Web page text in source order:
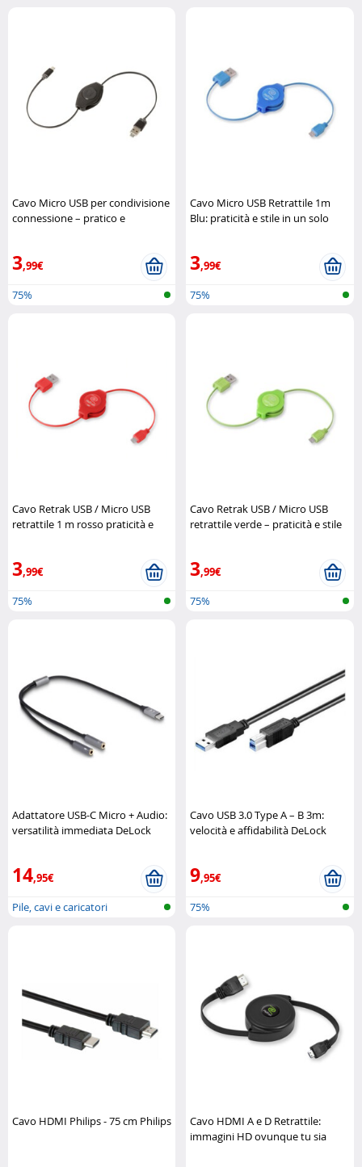
Cavo Micro USB per condivisione
connessione – pratico e
3,99€
75%
Cavo Micro USB Retrattile 1m
Blu: praticità e stile in un solo
3,99€
75%
Cavo Retrak USB / Micro USB
retrattile 1 m rosso praticità e
3,99€
75%
Cavo Retrak USB / Micro USB
retrattile verde – praticità e stile
3,99€
75%
Adattatore USB-C Micro + Audio:
versatilità immediata DeLock
14,95€
Pile, cavi e caricatori
Cavo USB 3.0 Type A – B 3m:
velocità e affidabilità DeLock
9,95€
75%
Cavo HDMI Philips - 75 cm Philips
Cavo HDMI A e D Retrattile:
immagini HD ovunque tu sia